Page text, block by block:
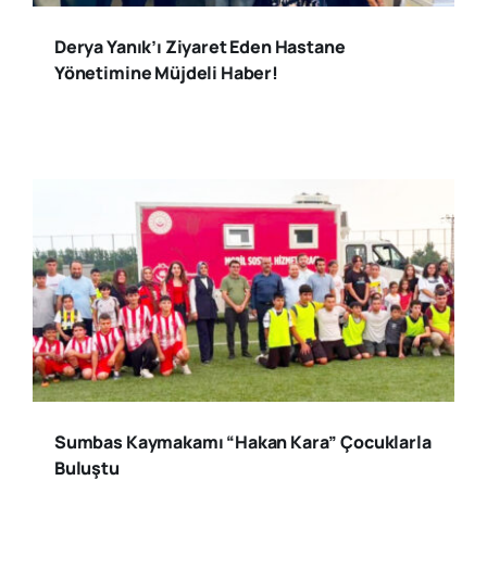
Derya Yanık’ı Ziyaret Eden Hastane
Yönetimine Müjdeli Haber!
Sumbas Kaymakamı “Hakan Kara” Çocuklarla
Buluştu